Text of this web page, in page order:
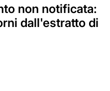
non notificata:
dall'estratto di